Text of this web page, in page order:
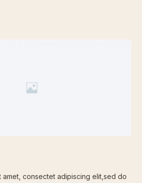
amet, consectet adipiscing elit,sed do